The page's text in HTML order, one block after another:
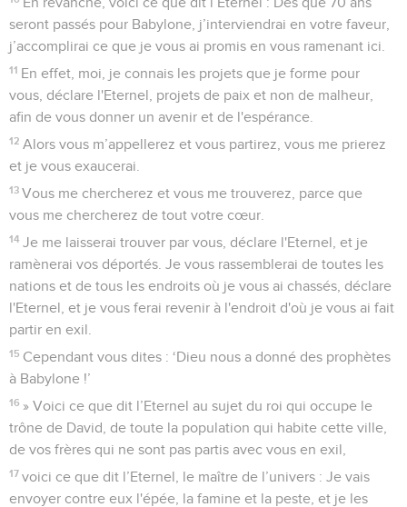
seront passés pour Babylone, j’interviendrai en votre faveur,
j’accomplirai ce que je vous ai promis en vous ramenant ici.
11 En effet, moi, je connais les projets que je forme pour
vous, déclare l'Eternel, projets de paix et non de malheur,
afin de vous donner un avenir et de l'espérance.
12 Alors vous m’appellerez et vous partirez, vous me prierez
et je vous exaucerai.
13 Vous me chercherez et vous me trouverez, parce que
vous me chercherez de tout votre cœur.
14 Je me laisserai trouver par vous, déclare l'Eternel, et je
ramènerai vos déportés. Je vous rassemblerai de toutes les
nations et de tous les endroits où je vous ai chassés, déclare
l'Eternel, et je vous ferai revenir à l'endroit d'où je vous ai fait
partir en exil.
15 Cependant vous dites : ‘Dieu nous a donné des prophètes
à Babylone !’
16 » Voici ce que dit l’Eternel au sujet du roi qui occupe le
trône de David, de toute la population qui habite cette ville,
de vos frères qui ne sont pas partis avec vous en exil,
17 voici ce que dit l’Eternel, le maître de l’univers : Je vais
envoyer contre eux l'épée, la famine et la peste, et je les